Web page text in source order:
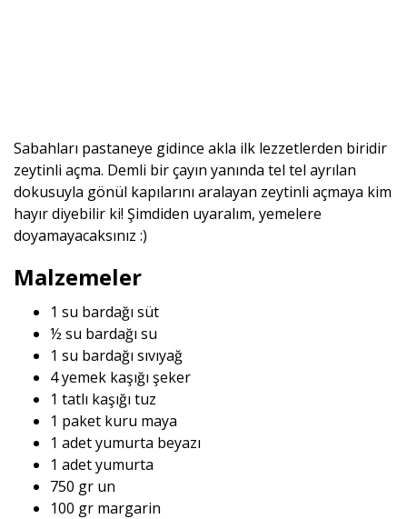
Sabahları pastaneye gidince akla ilk lezzetlerden biridir
zeytinli açma. Demli bir çayın yanında tel tel ayrılan
dokusuyla gönül kapılarını aralayan zeytinli açmaya kim
hayır diyebilir ki! Şimdiden uyaralım, yemelere
doyamayacaksınız :)
Malzemeler
1 su bardağı süt
½ su bardağı su
1 su bardağı sıvıyağ
4 yemek kaşığı şeker
1 tatlı kaşığı tuz
1 paket kuru maya
1 adet yumurta beyazı
1 adet yumurta
750 gr un
100 gr margarin